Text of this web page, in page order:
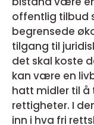
offentlig tilbud
begrensede
tilgang til
det skal koste
kan være en
hatt midler til å
rettigheter. I
inn i hva fri